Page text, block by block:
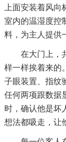
上面安装着风向
室内的温湿度控
料，为主人提供
在大门上，共
样一样挨着来的
子眼装置、指纹
任何两项跟数据
时，确认他是坏
想法都吸走，让